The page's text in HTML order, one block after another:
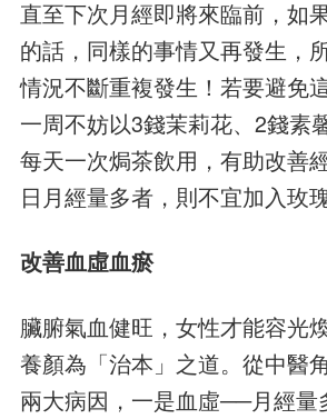
直至下次月經即將來臨前，如
的話，同樣的事情又再發生，
情況不斷重複發生！若要避免
一周不妨以3錢茉莉花、2錢素
每天一次焗茶飲用，有助改善
日月經量多者，則不宜加入玫瑰
改善血虛血瘀
臟腑氣血健旺，女性才能容光
養顏為「治本」之道。從中醫
兩大病因，一是血虛──月經量